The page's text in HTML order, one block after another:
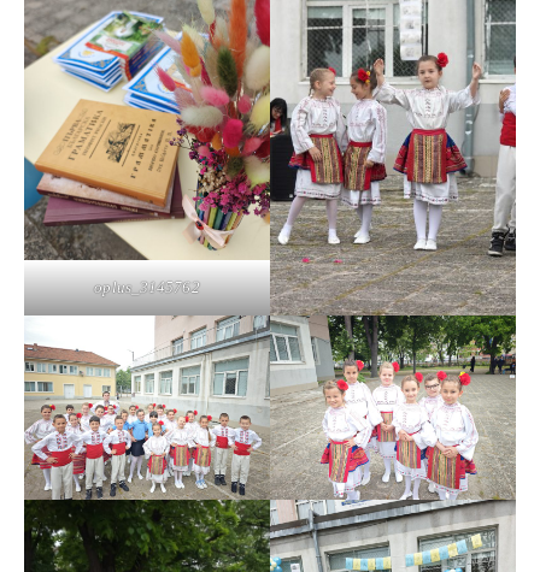
oplus_3145762